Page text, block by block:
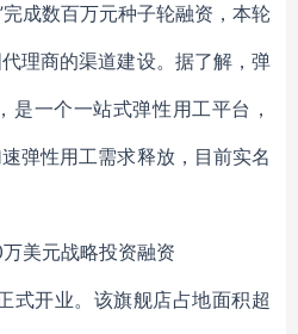
成数百万元种子轮融资，本轮
理商的渠道建设。据了解，弹
是一个一站式弹性用工平台，
弹性用工需求释放，目前实名
美元战略投资融资
开业。该旗舰店占地面积超